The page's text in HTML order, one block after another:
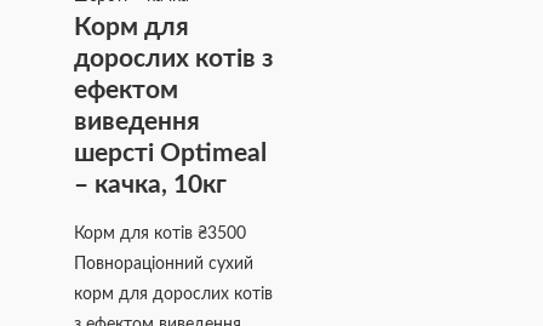
Корм для
дорослих котів з
ефектом
виведення
шерсті Optimeal
– качка, 10кг
Корм для котів₴3500
Повнораціонний сухий
корм для дорослих котів